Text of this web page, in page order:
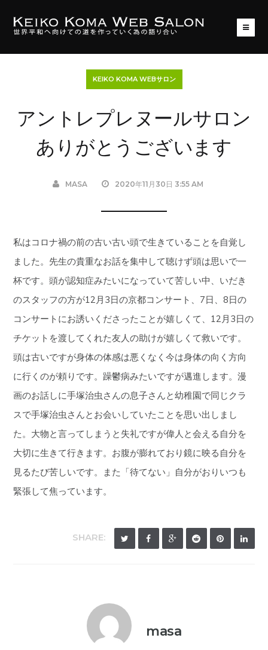
KEIKO KOMA WEBサロン
アントレプレヌールサロン
ありがとうございます
MASA 2020年11月30日 3:55 AM
私はコロナ禍の前の古い古い頭で生きていることを自覚し
ました。先生の貴重なお話を集中して聴けず頭は思いで一
杯です。頭が認知症みたいになっていて苦しい中、いだき
のスタッフの方が12月3日の京都コンサート、7日、8日の
コンサートにお誘いくださったことが嬉しくて、12月3日の
チケットを渡してくれた友人の助けが嬉しくて救いです。
頭は古いですが身体の体感は悪くなく今は身体の向く方向
に行くのが頼りです。躁鬱病みたいですが邁進します。漫
画のお話しに手塚治虫さんの息子さんと幼稚園で同じクラ
スで手塚治虫さんとお会いしていたことを思い出しまし
た。大物と言ってしまうと失礼ですが偉人と会える自分を
大切に生きて行きます。お腹が膨れており鏡に映る自分を
見るたび苦しいです。また「待てない」自分がおりいつも
緊張して焦っています。
SHARE:
masa